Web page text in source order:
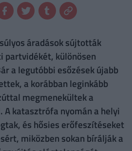
áradások sújtották
partvidékét, különösen
a legutóbbi esőzések újabb
a korábban leginkább
megmenekültek a
katasztrófa nyomán a helyi
és hősies erőfeszítéseket
miközben sokan bírálják a